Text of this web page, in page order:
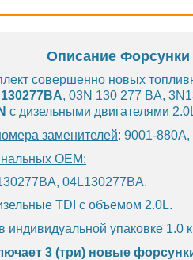
Описание Форсунки
совершенно новых
, 03N 130 277 BA,
с дизельными двигателями
заменителей: 9001-
OEM:
04L130277BA.
TDI с объемом 2.0L.
индивидуальной упаковке 1.0
3 (три) новые